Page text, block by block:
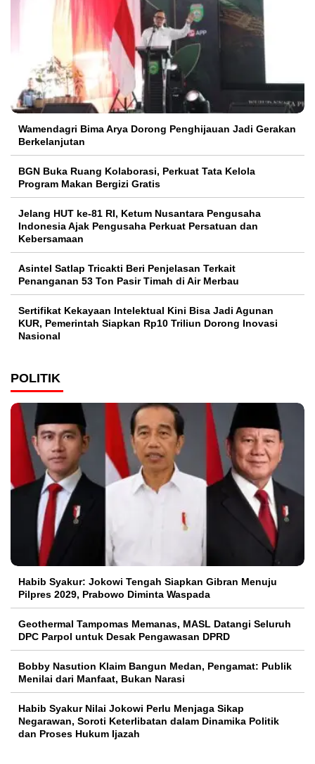
Wamendagri Bima Arya Dorong Penghijauan Jadi Gerakan
Berkelanjutan
BGN Buka Ruang Kolaborasi, Perkuat Tata Kelola
Program Makan Bergizi Gratis
Jelang HUT ke-81 RI, Ketum Nusantara Pengusaha
Indonesia Ajak Pengusaha Perkuat Persatuan dan
Kebersamaan
Asintel Satlap Tricakti Beri Penjelasan Terkait
Penanganan 53 Ton Pasir Timah di Air Merbau
Sertifikat Kekayaan Intelektual Kini Bisa Jadi Agunan
KUR, Pemerintah Siapkan Rp10 Triliun Dorong Inovasi
Nasional
POLITIK
Habib Syakur: Jokowi Tengah Siapkan Gibran Menuju
Pilpres 2029, Prabowo Diminta Waspada
Geothermal Tampomas Memanas, MASL Datangi Seluruh
DPC Parpol untuk Desak Pengawasan DPRD
Bobby Nasution Klaim Bangun Medan, Pengamat: Publik
Menilai dari Manfaat, Bukan Narasi
Habib Syakur Nilai Jokowi Perlu Menjaga Sikap
Negarawan, Soroti Keterlibatan dalam Dinamika Politik
dan Proses Hukum Ijazah